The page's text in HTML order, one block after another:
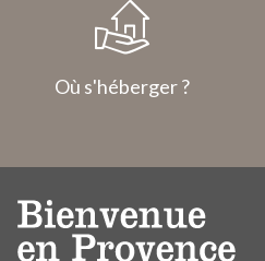
Où s'héberger ?